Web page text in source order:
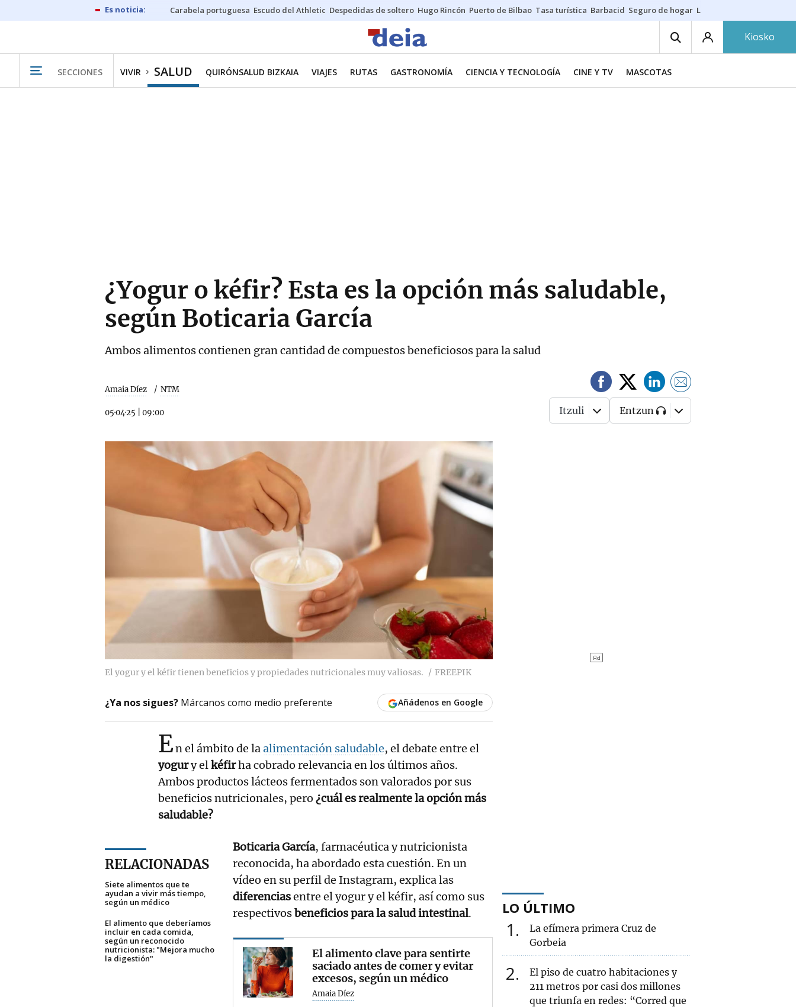
Carabela portuguesa Escudo del Athletic Despedidas de soltero Hugo Rincón Puerto de Bilbao Tasa turística Barbacid Seguro de hogar Lío Athletic-Osasuna
Kiosko
SECCIONES VIVIR SALUD QUIRÓNSALUD BIZKAIA VIAJES RUTAS GASTRONOMÍA CIENCIA Y TECNOLOGÍA CINE Y TV MASCOTAS
¿Yogur o kéfir? Esta es la opción más saludable,
según Boticaria García
Ambos alimentos contienen gran cantidad de compuestos beneficiosos para la salud
Amaia Díez NTM
05·04·25 09:00 Itzuli Entzun
El yogur y el kéfir tienen beneficios y propiedades nutricionales muy valiosas. FREEPIK
¿Ya nos sigues? Márcanos como medio preferente Añádenos en Google
En el ámbito de laalimentación saludable, el debate entre el
yogury elkéfirha cobrado relevancia en los últimos años.
Ambos productos lácteos fermentados son valorados por sus
beneficios nutricionales, pero ¿cuál es realmente la opción más
saludable?
RELACIONADAS
Siete alimentos que te
ayudan a vivir más tiempo,
según un médico
El alimento que deberíamos
incluir en cada comida,
según un reconocido
nutricionista: "Mejora mucho
la digestión"
Boticaria García, farmacéutica y nutricionista
reconocida, ha abordado esta cuestión. En un
vídeo en su perfil de Instagram, explica las
diferenciasentre el yogur y el kéfir, así como sus
respectivosbeneficios para la salud intestinal.
El alimento clave para sentirte
saciado antes de comer y evitar
excesos, según un médico
Amaia Díez
LO ÚLTIMO
1
La efímera primera Cruz de
Gorbeia
2
El piso de cuatro habitaciones y
211 metros por casi dos millones
que triunfa en redes: “Corred que